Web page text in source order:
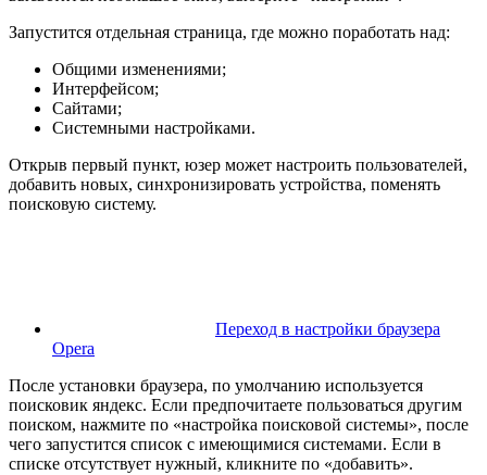
Запустится отдельная страница, где можно поработать над:
Общими изменениями;
Интерфейсом;
Сайтами;
Системными настройками.
Открыв первый пункт, юзер может настроить пользователей,
добавить новых, синхронизировать устройства, поменять
поисковую систему.
Переход в настройки браузера
Opera
После установки браузера, по умолчанию используется
поисковик яндекс. Если предпочитаете пользоваться другим
поиском, нажмите по «настройка поисковой системы», после
чего запустится список с имеющимися системами. Если в
списке отсутствует нужный, кликните по «добавить».